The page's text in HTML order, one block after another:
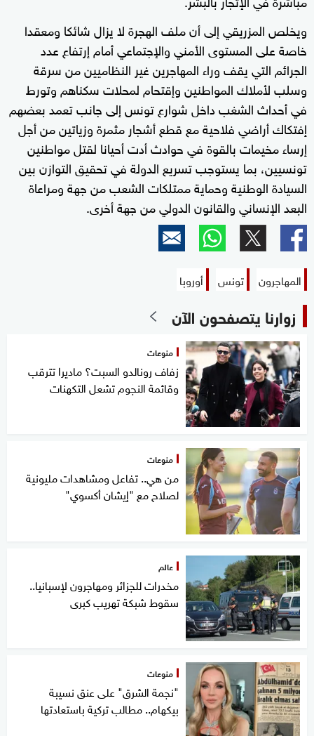
ويخلص المزريقي إلى أن ملف الهجرة لا يزال شائكا ومعقدا
خاصة على المستوى الأمني والإجتماعي أمام إرتفاع عدد
الجرائم التي يقف وراء المهاجرين غير النظاميين من سرقة
وسلب لأملاك المواطنين وإقتحام لمحلات سكناهم وتورط
في أحداث الشغب داخل شوارع تونس إلى جانب تعمد بعضهم
إفتكاك أراضي فلاحية مع قطع أشجار مثمرة وزياتين من أجل
إرساء مخيمات بالقوة في حوادث أدت أحيانا لقتل مواطنين
تونسيين، بما يستوجب تسريع الدولة في تحقيق التوازن بين
السيادة الوطنية وحماية ممتلكات الشعب من جهة ومراعاة
البعد الإنساني والقانون الدولي من جهة أخرى.
المهاجرون تونس أوروبا
زوارنا يتصفحون الآن
منوعات
زفاف رونالدو السبت؟ ماديرا تترقب
وقائمة النجوم تشعل التكهنات
منوعات
من هي.. تفاعل ومشاهدات مليونية
لصلاح مع "إيشان أكسوي"
عالم
مخدرات للجزائر ومهاجرون لإسبانيا..
سقوط شبكة تهريب كبرى
منوعات
"نجمة الشرق" على عنق نسيبة
بيكهام.. مطالب تركية باستعادتها